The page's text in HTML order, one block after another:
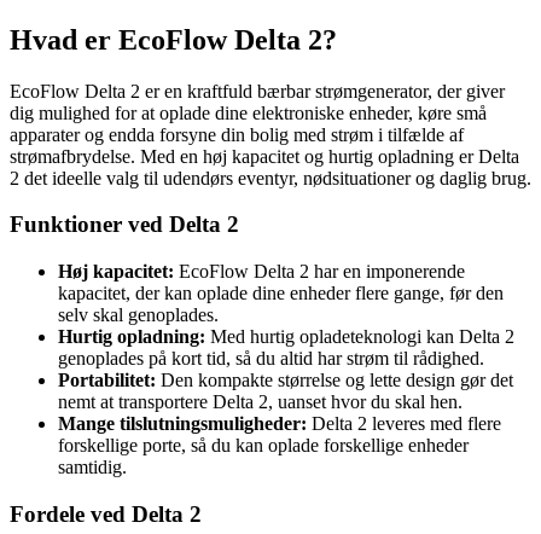
Hvad er EcoFlow Delta 2?
EcoFlow Delta 2 er en kraftfuld bærbar strømgenerator, der giver
dig mulighed for at oplade dine elektroniske enheder, køre små
apparater og endda forsyne din bolig med strøm i tilfælde af
strømafbrydelse. Med en høj kapacitet og hurtig opladning er Delta
2 det ideelle valg til udendørs eventyr, nødsituationer og daglig brug.
Funktioner ved Delta 2
Høj kapacitet: EcoFlow Delta 2 har en imponerende
kapacitet, der kan oplade dine enheder flere gange, før den
selv skal genoplades.
Hurtig opladning: Med hurtig opladeteknologi kan Delta 2
genoplades på kort tid, så du altid har strøm til rådighed.
Portabilitet: Den kompakte størrelse og lette design gør det
nemt at transportere Delta 2, uanset hvor du skal hen.
Mange tilslutningsmuligheder: Delta 2 leveres med flere
forskellige porte, så du kan oplade forskellige enheder
samtidig.
Fordele ved Delta 2